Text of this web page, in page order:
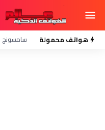
هواتف محمولة سامسونج